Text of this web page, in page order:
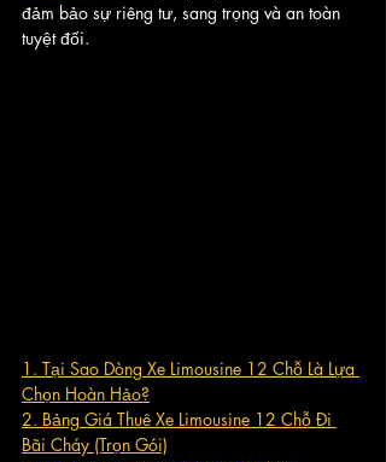
đảm bảo sự riêng tư, sang trọng và an toàn
tuyệt đối.
1. Tại Sao Dòng Xe Limousine 12 Chỗ Là Lựa
Chọn Hoàn Hảo?
2. Bảng Giá Thuê Xe Limousine 12 Chỗ Đi
Bãi Cháy (Trọn Gói)